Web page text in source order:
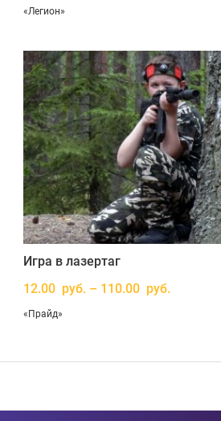
«Легион»
Игра в лазертаг
12.00 руб. – 110.00 руб.
«Прайд»